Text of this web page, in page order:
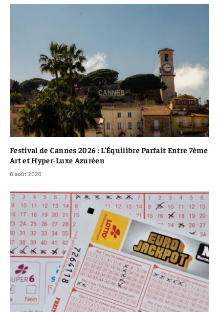
Festival de Cannes 2026 : L’Équilibre Parfait Entre 7ème
Art et Hyper-Luxe Azuréen
6 août 2026